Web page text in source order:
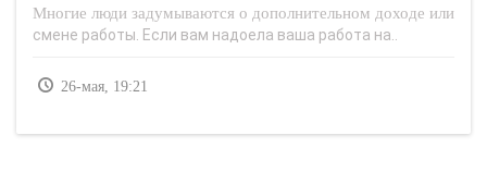
Многие люди задумываются о дополнительном доходе или
смене работы. Если вам надоела ваша работа на..
26-мая, 19:21